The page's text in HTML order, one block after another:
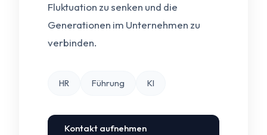
Fluktuation zu senken und die
Generationen im Unternehmen zu
verbinden.
HR Führung KI
Kontakt aufnehmen